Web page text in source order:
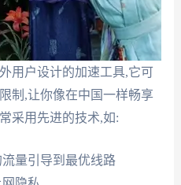
用户设计的加速工具,它可
制,让你像在中国一样畅享
采用先进的技术,如:
量引导到最优线路